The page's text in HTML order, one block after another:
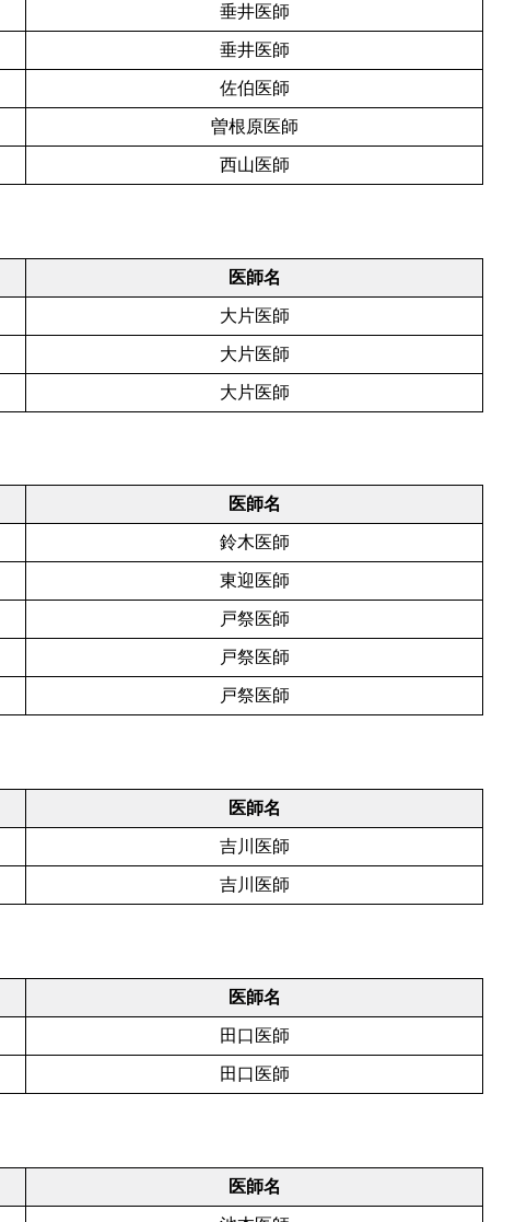
垂井医師
垂井医師
佐伯医師
曽根原医師
西山医師
医師名
大片医師
大片医師
大片医師
医師名
鈴木医師
東迎医師
戸祭医師
戸祭医師
戸祭医師
医師名
吉川医師
吉川医師
医師名
田口医師
田口医師
医師名